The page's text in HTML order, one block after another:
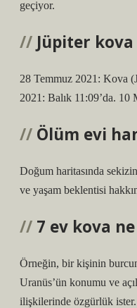
geçiyor.
Jüpiter
28 Temmuz 2021: Kova
2021: Balık 11:09’da. 10
Ölüm evi
Doğum haritasında
ve yaşam beklentisi
7 ev kova
Örneğin, bir kişinin
Uranüs’ün konumu ve
ilişkilerinde özgürlük